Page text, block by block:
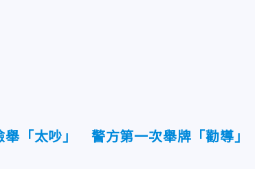
舉「太吵」 警方第一次舉牌「勸導」